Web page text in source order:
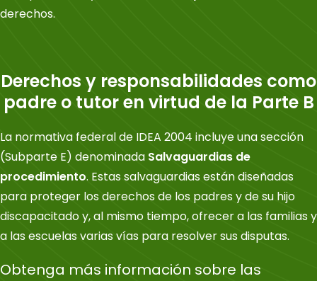
derechos.
Derechos y responsabilidades como
padre o tutor en virtud de la Parte B
La normativa federal de IDEA 2004 incluye una sección
(Subparte E) denominada Salvaguardias de
procedimiento. Estas salvaguardias están diseñadas
para proteger los derechos de los padres y de su hijo
discapacitado y, al mismo tiempo, ofrecer a las familias y
a las escuelas varias vías para resolver sus disputas.
Obtenga más información sobre las